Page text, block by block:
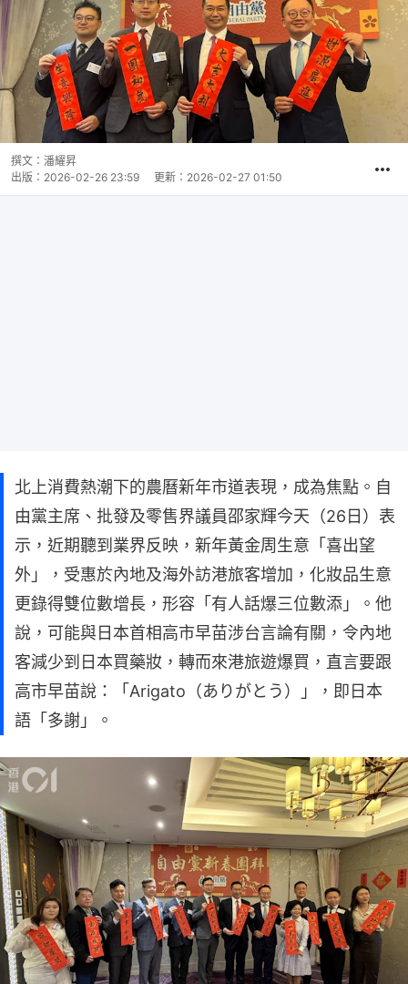
撰文： 潘耀昇
出版： 2026-02-26 23:59 更新： 2026-02-27 01:50
北上消費熱潮下的農曆新年市道表現，成為焦點。自
由黨主席、批發及零售界議員邵家輝今天（26日）表
示，近期聽到業界反映，新年黃金周生意「喜出望
外」，受惠於內地及海外訪港旅客增加，化妝品生意
更錄得雙位數增長，形容「有人話爆三位數添」。他
說，可能與日本首相高市早苗涉台言論有關，令內地
客減少到日本買藥妝，轉而來港旅遊爆買，直言要跟
高市早苗說：「Arigato（ありがとう）」，即日本
語「多謝」。